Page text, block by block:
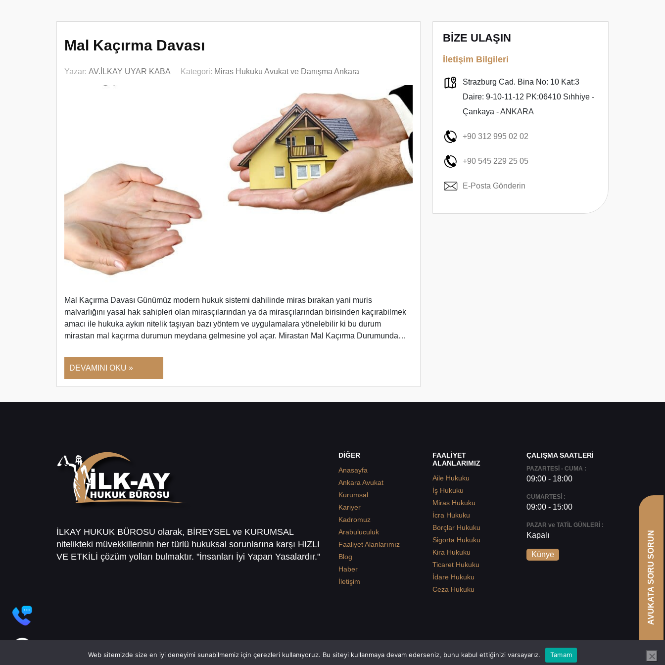
Mal Kaçırma Davası
Yazar: AV.İLKAY UYAR KABA Kategori: Miras Hukuku Avukat ve Danışma Ankara
Mal Kaçırma Davası Günümüz modern hukuk sistemi dahilinde miras bırakan yani muris
malvarlığını yasal hak sahipleri olan mirasçılarından ya da mirasçılarından birisinden kaçırabilmek
amacı ile hukuka aykırı nitelik taşıyan bazı yöntem ve uygulamalara yönelebilir ki bu durum
mirastan mal kaçırma durumun meydana gelmesine yol açar. Mirastan Mal Kaçırma Durumunda…
DEVAMINI OKU »
BİZE ULAŞIN
İletişim Bilgileri
Strazburg Cad. Bina No: 10 Kat:3
Daire: 9-10-11-12 PK:06410 Sıhhiye -
Çankaya - ANKARA
+90 312 995 02 02
+90 545 229 25 05
E-Posta Gönderin
İLKAY HUKUK BÜROSU olarak, BİREYSEL ve KURUMSAL
nitelikteki müvekkillerinin her türlü hukuksal sorunlarına karşı HIZLI
VE ETKİLİ çözüm yolları bulmaktır. "İnsanları İyi Yapan Yasalardır."
DİĞER
Anasayfa
Ankara Avukat
Kurumsal
Kariyer
Kadromuz
Arabuluculuk
Faaliyet Alanlarımız
Blog
Haber
İletişim
FAALİYET
ALANLARIMIZ
Aile Hukuku
İş Hukuku
Miras Hukuku
İcra Hukuku
Borçlar Hukuku
Sigorta Hukuku
Kira Hukuku
Ticaret Hukuku
İdare Hukuku
Ceza Hukuku
ÇALIŞMA SAATLERİ
PAZARTESİ - CUMA :
09:00 - 18:00
CUMARTESİ :
09:00 - 15:00
PAZAR ve TATİL GÜNLERİ :
Kapalı
Künye
Web sitemizde size en iyi deneyimi sunabilmemiz için çerezleri kullanıyoruz. Bu siteyi kullanmaya devam ederseniz, bunu kabul ettiğinizi varsayarız. Tamam
AVUKATA SORU SORUN